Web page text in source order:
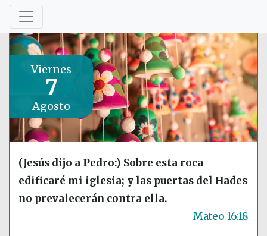
Viernes
7
Agosto
(Jesús dijo a Pedro:) Sobre esta roca
edificaré mi iglesia; y las puertas del Hades
no prevalecerán contra ella.
Mateo 16:18